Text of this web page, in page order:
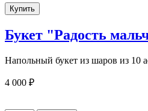
Букет "Радость
Напольный букет из шаров из 10
4 000 ₽